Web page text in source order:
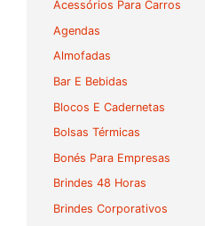
Acessórios Para Carros
Agendas
Almofadas
Bar E Bebidas
Blocos E Cadernetas
Bolsas Térmicas
Bonés Para Empresas
Brindes 48 Horas
Brindes Corporativos